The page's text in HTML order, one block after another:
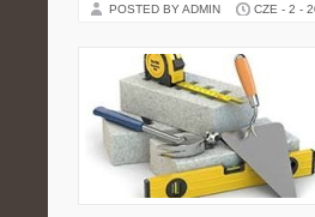
POSTED BY ADMIN CZE - 2 -